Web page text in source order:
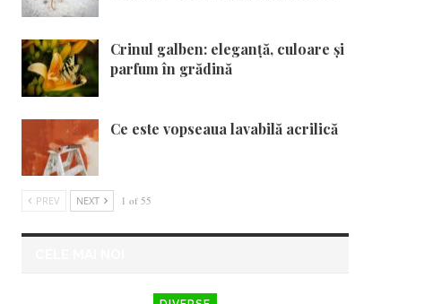
Crinul galben: eleganță, culoare și
parfum în grădină
Ce este vopseaua lavabilă acrilică
PREV NEXT 1 of 55